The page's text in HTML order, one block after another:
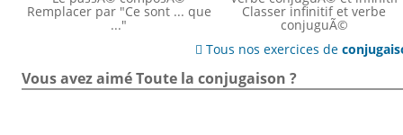
Remplacer par "Ce sont ... que
..."
Classer infinitif et verbe
conjuguÃ©
 Tous nos exercices de
Vous avez aimé Toute la conjugaison ?